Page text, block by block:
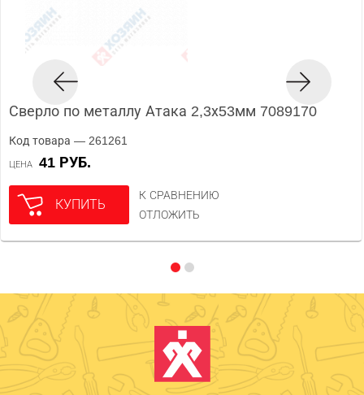
Сверло по металлу Атака 2,3х53мм 7089170
Код товара — 261261
ЦЕНА 41 РУБ.
КУПИТЬ
К СРАВНЕНИЮ
ОТЛОЖИТЬ